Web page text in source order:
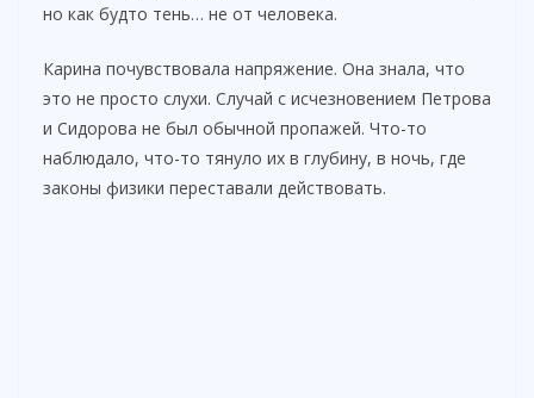
но как будто тень… не от человека.
Карина почувствовала напряжение. Она знала, что
это не просто слухи. Случай с исчезновением Петрова
и Сидорова не был обычной пропажей. Что-то
наблюдало, что-то тянуло их в глубину, в ночь, где
законы физики переставали действовать.